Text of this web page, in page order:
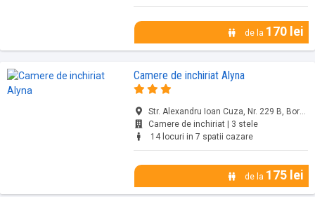
de la 170 lei
Camere de inchiriat Alyna
Str. Alexandru Ioan Cuza, Nr. 229 B, Borșa, jud. Maramureș
Camere de inchiriat | 3 stele
14 locuri in 7 spatii cazare
de la 175 lei